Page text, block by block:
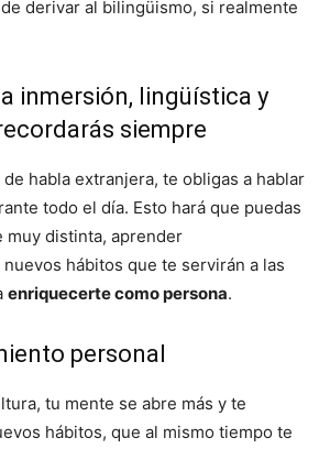
derivar al bilingüismo, si realmente
inmersión, lingüística y
siempre
habla extranjera, te obligas a hablar
todo el día. Esto hará que puedas
muy distinta, aprender
nuevos hábitos que te servirán a las
enriquecerte como persona.
personal
tu mente se abre más y te
hábitos, que al mismo tiempo te